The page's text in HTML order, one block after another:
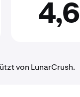
4,6
von LunarCrush.